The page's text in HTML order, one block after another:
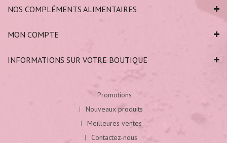
NOS COMPLÉMENTS ALIMENTAIRES
MON COMPTE
INFORMATIONS SUR VOTRE BOUTIQUE
Promotions
Nouveaux produits
Meilleures ventes
Contactez-nous